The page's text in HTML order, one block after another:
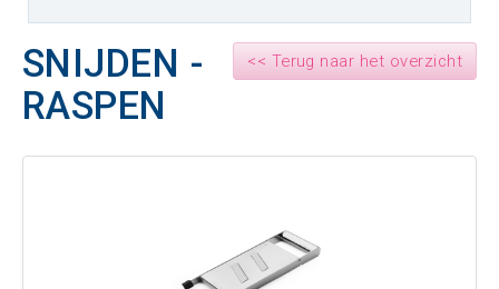
<< Terug naar het overzicht
SNIJDEN -
RASPEN